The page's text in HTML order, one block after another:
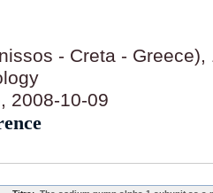
- Creta -
2008-10-09